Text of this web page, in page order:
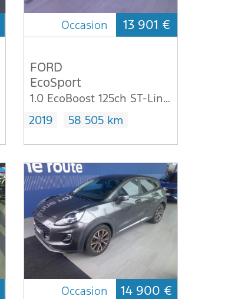
Occasion 13 901 €
FORD
EcoSport
1.0 EcoBoost 125ch ST-Line Euro6.2
2019
58 505 km
Occasion 14 900 €